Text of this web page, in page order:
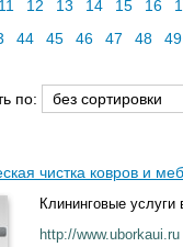
11 12 13 14 15 16
44 45 46 47 48 49
по:
чистка ковров и
Клининговые
http://www.uborkaui.ru